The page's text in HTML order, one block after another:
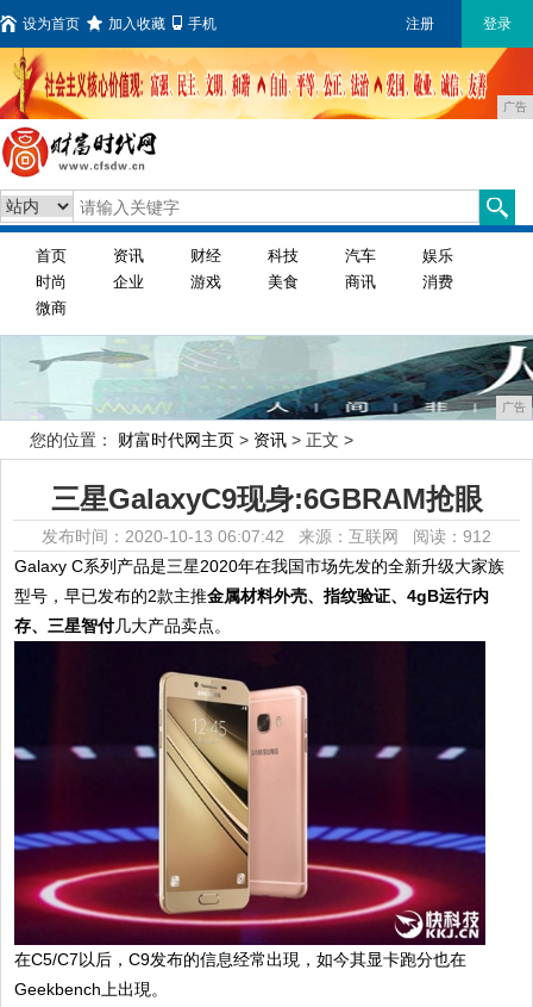
设为首页 加入收藏 手机 注册 登录
广告
首页 资讯 财经 科技 汽车
娱乐
时尚
企业 游戏 美食 商讯
消费
微商
广告
您的位置： 财富时代网主页 > 资讯 > 正文 >
三星GalaxyC9现身:6GBRAM抢眼
发布时间：2020-10-13 06:07:42 来源：互联网 阅读：912
Galaxy C系列产品是三星2020年在我国市场先发的全新升级大家族
型号，早已发布的2款主推金属材料外壳、指纹验证、4gB运行内
存、三星智付几大产品卖点。
在C5/C7以后，C9发布的信息经常出現，如今其显卡跑分也在
Geekbench上出現。